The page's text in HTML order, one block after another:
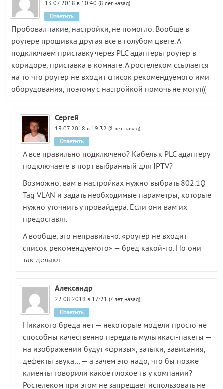
13.07.2018 в 10:40 (8 лет назад)
Пробовал такие, настройки, не помогло. Вообще в
роутере прошивка другая все в голубом цвете. А
подключаем приставку через PLC адаптеры роутер в
коридоре, приставка в комнате. А ростелеком ссылается
на то что роутер не входит список рекомендуемого ими
оборудования, поэтому с настройкой помочь не могут((
Ответить
Сергей
13.07.2018 в 19:32 (8 лет назад)
А все правильно подключено? Кабель к PLC адаптеру
подключаете в порт выбранный для IPTV?
Возможно, вам в настройках нужно выбрать 802.1Q
Tag VLAN и задать необходимые параметры, которые
нужно уточнить у провайдера. Если они вам их
предоставят.
А вообще, это неправильно. «роутер не входит
список рекомендуемого» — бред какой-то. Но они
так делают.
Ответить
Александр
22.08.2019 в 17:21 (7 лет назад)
Никакого бреда нет — некоторые модели просто не
способны качественно передать мультикаст-пакеты —
на изображении будут «фризы», затыки, зависания,
дефекты звука… — а зачем это надо, что бы позже
клиенты говорили какое плохое тв у компании?
Ростелеком при этом не запрещает использовать не
Ответить